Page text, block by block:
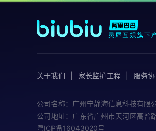
关于我们 家长监护工程 服务
公司名称：广州宁静海信息科技有限
公司地址：广东省广州市天河区高普
粤ICP备16043020号